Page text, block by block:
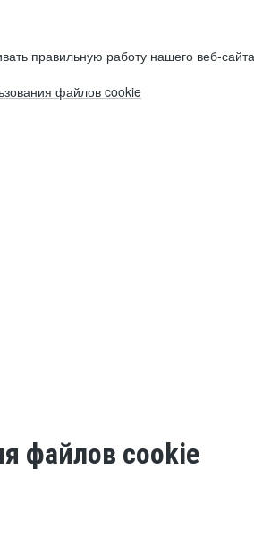
правильную работу нашего веб-
файлов cookie
файлов cookie